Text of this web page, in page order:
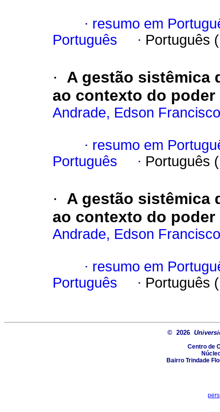
· resumo em
Português
· Português
·
A gestão sistêmica
ao contexto do poder
Andrade, Edson
· resumo em
Português
· Português
·
A gestão sistêmica
ao contexto do poder
Andrade, Edson
· resumo em
Português
· Português
© 2026
Centro de
Bairro Trindade